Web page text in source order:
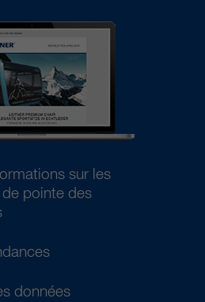
sur les
pointe des
données